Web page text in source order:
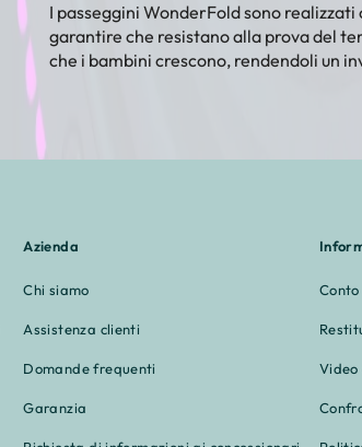
I passeggini WonderFold sono
garantire che resistano alla prova del
che i bambini crescono, rendendoli un
Azienda
Chi siamo
Assistenza clienti
Domande frequenti
Garanzia
Conto